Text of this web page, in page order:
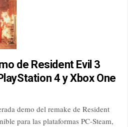
de Resident Evil 3
4 y Xbox One
demo del remake de Resident
para las plataformas PC-Steam,